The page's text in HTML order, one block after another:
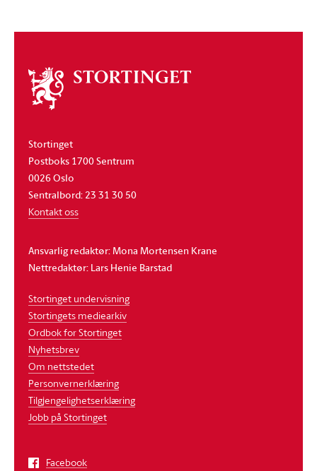
Om
stortinget
Stortinget
Postboks 1700 Sentrum
0026 Oslo
Sentralbord: 23 31 30 50
Kontakt oss
Ansvarlig redaktør: Mona Mortensen Krane
Nettredaktør: Lars Henie Barstad
Stortinget undervisning
Stortingets mediearkiv
Ordbok for Stortinget
Nyhetsbrev
Om nettstedet
Personvernerklæring
Tilgjengelighetserklæring
Jobb på Stortinget
Facebook